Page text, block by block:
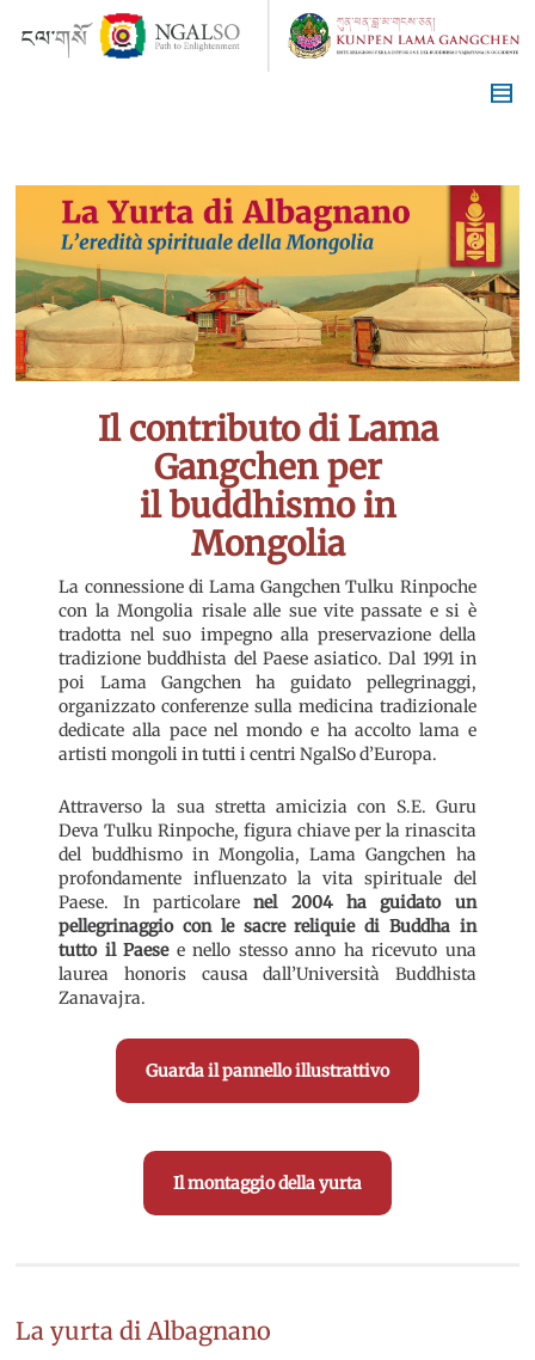
Il contributo di Lama
Gangchen per
il buddhismo in
Mongolia
La connessione di Lama Gangchen Tulku Rinpoche
con la Mongolia risale alle sue vite passate e si è
tradotta nel suo impegno alla preservazione della
tradizione buddhista del Paese asiatico. Dal 1991 in
poi Lama Gangchen ha guidato pellegrinaggi,
organizzato conferenze sulla medicina tradizionale
dedicate alla pace nel mondo e ha accolto lama e
artisti mongoli in tutti i centri NgalSo d’Europa.
Attraverso la sua stretta amicizia con S.E. Guru
Deva Tulku Rinpoche, figura chiave per la rinascita
del buddhismo in Mongolia, Lama Gangchen ha
profondamente influenzato la vita spirituale del
Paese. In particolarenel 2004 ha guidato un
pellegrinaggio con le sacre reliquie di Buddha in
tutto il Paesee nello stesso anno ha ricevuto una
laurea honoris causa dall’Università Buddhista
Zanavajra.
Guarda il pannello illustrattivo
Il montaggio della yurta
La yurta di Albagnano